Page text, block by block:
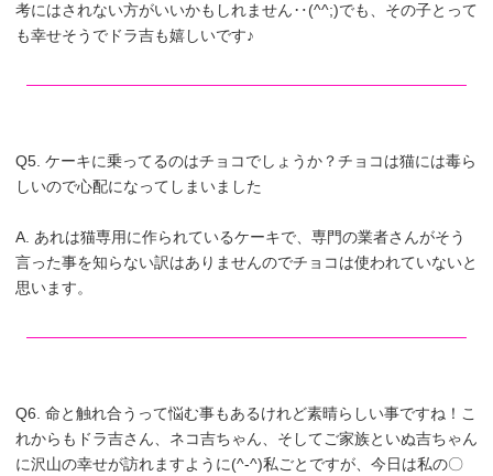
考にはされない方がいいかもしれません‥(^^;)でも、その子とって
も幸せそうでドラ吉も嬉しいです♪
Q5. ケーキに乗ってるのはチョコでしょうか？チョコは猫には毒ら
しいので心配になってしまいました
A. あれは猫専用に作られているケーキで、専門の業者さんがそう
言った事を知らない訳はありませんのでチョコは使われていないと
思います。
Q6. 命と触れ合うって悩む事もあるけれど素晴らしい事ですね！こ
れからもドラ吉さん、ネコ吉ちゃん、そしてご家族といぬ吉ちゃん
に沢山の幸せが訪れますように(^-^)私ごとですが、今日は私の〇